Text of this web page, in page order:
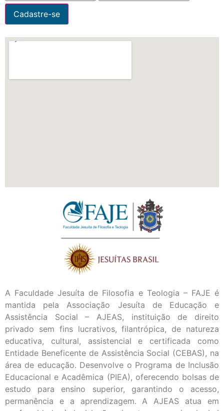
A Faculdade Jesuíta de Filosofia e Teologia – FAJE é
mantida pela Associação Jesuíta de Educação e
Assistência Social – AJEAS, instituição de direito
privado sem fins lucrativos, filantrópica, de natureza
educativa, cultural, assistencial e certificada como
Entidade Beneficente de Assistência Social (CEBAS), na
área de educação. Desenvolve o Programa de Inclusão
Educacional e Acadêmica (PIEA), oferecendo bolsas de
estudo para ensino superior, garantindo o acesso,
permanência e a aprendizagem. A AJEAS atua em